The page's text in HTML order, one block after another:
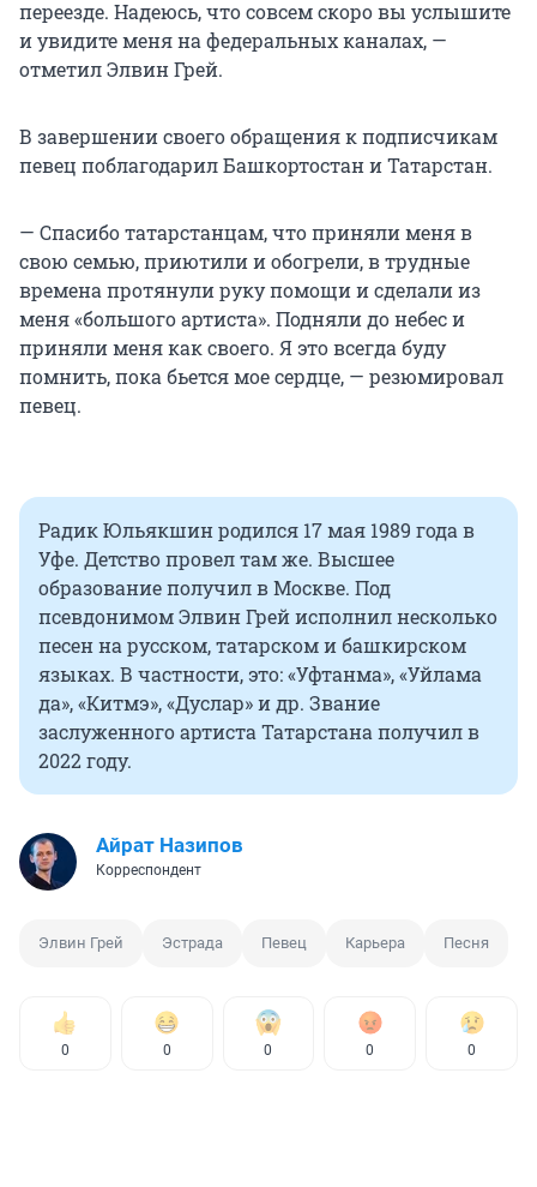
переезде. Надеюсь, что совсем скоро вы услышите
и увидите меня на федеральных каналах, —
отметил Элвин Грей.
В завершении своего обращения к подписчикам
певец поблагодарил Башкортостан и Татарстан.
— Спасибо татарстанцам, что приняли меня в
свою семью, приютили и обогрели, в трудные
времена протянули руку помощи и сделали из
меня «большого артиста». Подняли до небес и
приняли меня как своего. Я это всегда буду
помнить, пока бьется мое сердце, — резюмировал
певец.
Радик Юльякшин родился 17 мая 1989 года в
Уфе. Детство провел там же. Высшее
образование получил в Москве. Под
псевдонимом Элвин Грей исполнил несколько
песен на русском, татарском и башкирском
языках. В частности, это: «Уфтанма», «Уйлама
да», «Китмэ», «Дуслар» и др. Звание
заслуженного артиста Татарстана получил в
2022 году.
Айрат Назипов
Корреспондент
Элвин Грей Эстрада Певец Карьера Песня
0 0 0 0 0